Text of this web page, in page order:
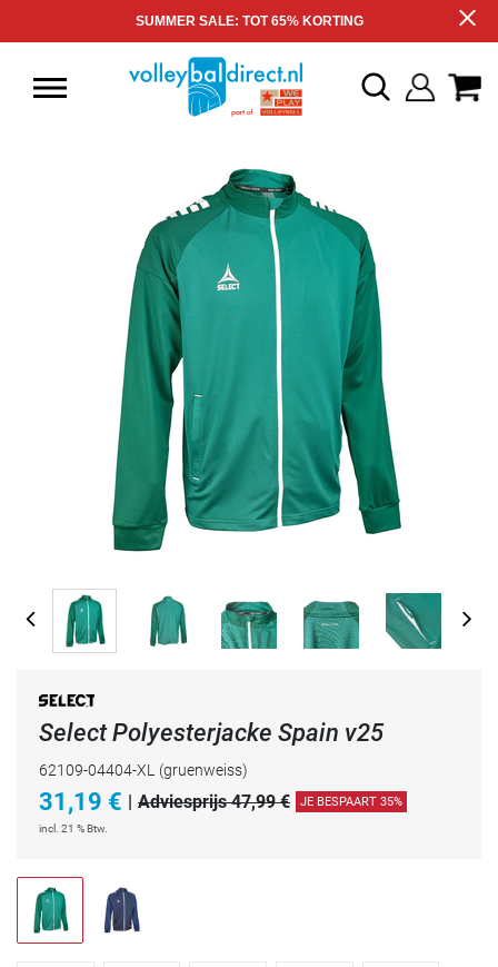
SUMMER SALE: TOT 65% KORTING
Select Polyesterjacke Spain v25
62109-04404-XL (gruenweiss)
31,19 € | Adviesprijs 47,99 € JE BESPAART 35%
incl. 21 % Btw.